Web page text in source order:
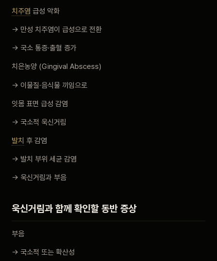
치주염 급성 악화
→ 만성 치주염이 급성으로 전환
→ 국소 통증·출혈 증가
치은농양 (Gingival Abscess)
→ 이물질·음식물 끼임으로
잇몸 표면 급성 감염
→ 국소적 욱신거림
발치 후 감염
→ 발치 부위 세균 감염
→ 욱신거림과 부음
욱신거림과 함께 확인할 동반 증상
부음
→ 국소적 또는 확산성